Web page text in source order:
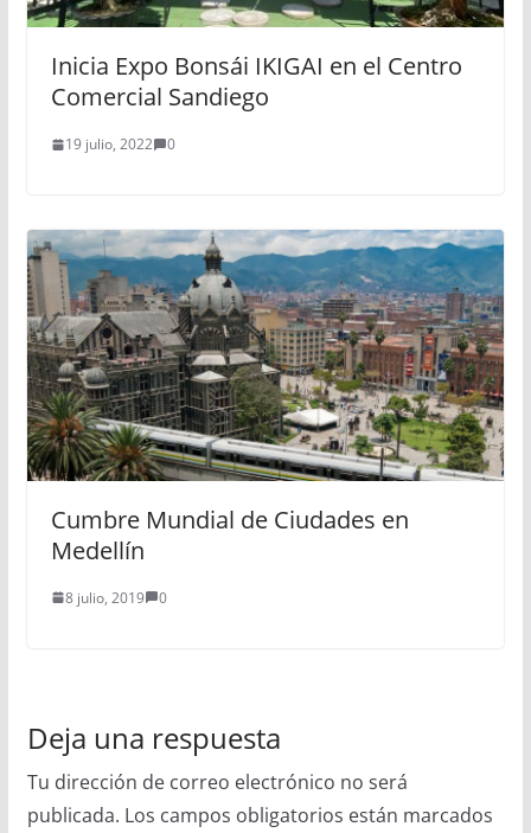
Inicia Expo Bonsái IKIGAI en el Centro
Comercial Sandiego
19 julio, 2022 0
Cumbre Mundial de Ciudades en
Medellín
8 julio, 2019 0
Deja una respuesta
Tu dirección de correo electrónico no será
publicada. Los campos obligatorios están marcados